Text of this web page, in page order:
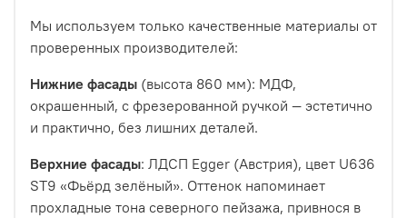
Мы используем только качественные материалы от
проверенных производителей:
Нижние фасады (высота 860 мм): МДФ,
окрашенный, с фрезерованной ручкой — эстетично
и практично, без лишних деталей.
Верхние фасады: ЛДСП Egger (Австрия), цвет U636
ST9 «Фьёрд зелёный». Оттенок напоминает
прохладные тона северного пейзажа, привнося в